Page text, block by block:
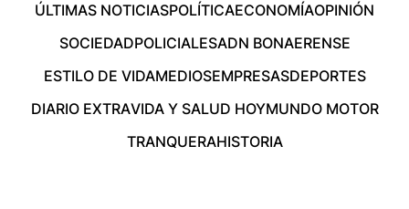
ÚLTIMAS NOTICIASPOLÍTICAECONOMÍAOPINIÓN
SOCIEDADPOLICIALESADN BONAERENSE
ESTILO DE VIDAMEDIOSEMPRESASDEPORTES
DIARIO EXTRAVIDA Y SALUD HOYMUNDO MOTOR
TRANQUERAHISTORIA